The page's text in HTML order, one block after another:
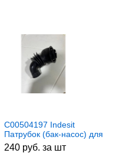
С00504197 Indesit
Патрубок (бак-насос) для
стиральных машин
240 руб. за шт